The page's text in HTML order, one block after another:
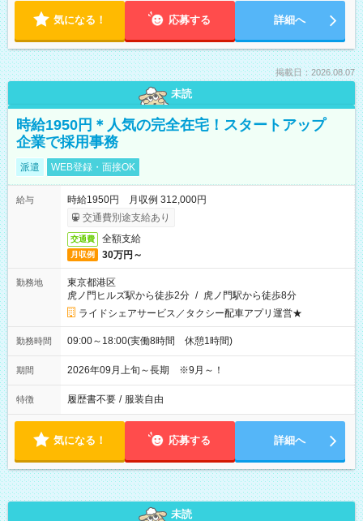
気になる！ 応募する 詳細へ
掲載日：2026.08.07
未読
時給1950円＊人気の完全在宅！スタートアップ
企業で採用事務
派遣 WEB登録・面接OK
給与
時給1950円 月収例 312,000円
交通費別途支給あり
交通費 全額支給
月収例 30万円～
勤務地
東京都港区
虎ノ門ヒルズ駅から徒歩2分 / 虎ノ門駅から徒歩8分
ライドシェアサービス／タクシー配車アプリ運営★
勤務時間 09:00～18:00(実働8時間 休憩1時間)
期間 2026年09月上旬～長期 ※9月～！
特徴 履歴書不要 / 服装自由
気になる！ 応募する 詳細へ
未読